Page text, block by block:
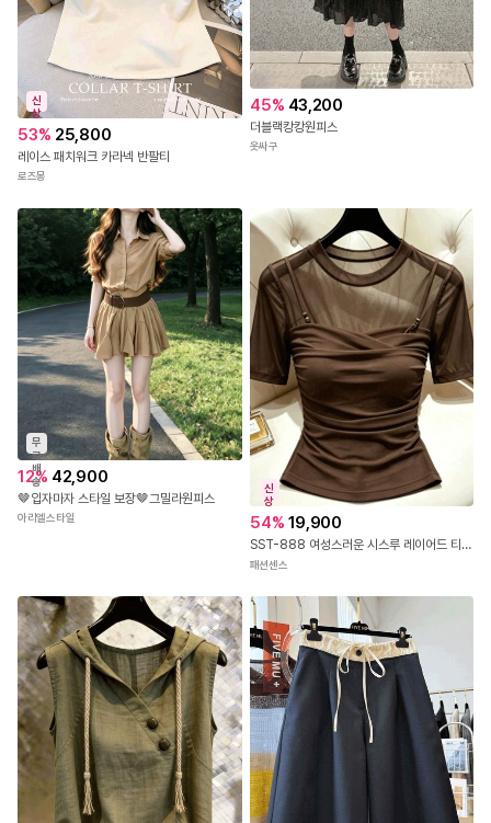
신
상
53% 25,800
레이스 패치워크 카라넥 반팔티
로즈몽
45% 43,200
더블랙캉캉원피스
옷싸구
무
료
배
송
12% 42,900
🤎입자마자 스타일 보장🤎그밀라원피스
아리엘스타일
신
상
54% 19,900
SST-888 여성스러운 시스루 레이어드 티셔츠
패션센스